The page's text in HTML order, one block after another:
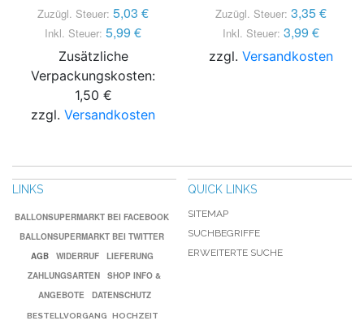
Zuzügl. Steuer: 5,03 €
Inkl. Steuer: 5,99 €
Zusätzliche
Verpackungskosten:
1,50 €
zzgl.Versandkosten
Zuzügl. Steuer: 3,35 €
Inkl. Steuer: 3,99 €
zzgl. Versandkosten
LINKS
BALLONSUPERMARKT BEI FACEBOOK
BALLONSUPERMARKT BEI TWITTER
AGB
WIDERRUF
LIEFERUNG
ZAHLUNGSARTEN
SHOP INFO &
ANGEBOTE
DATENSCHUTZ
BESTELLVORGANG
HOCHZEIT
QUICK LINKS
SITEMAP
SUCHBEGRIFFE
ERWEITERTE SUCHE